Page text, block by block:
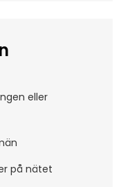
eller
på nätet